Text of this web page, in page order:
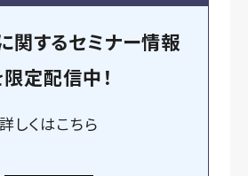
関するセミナー情報
限定配信中！
詳しくはこちら